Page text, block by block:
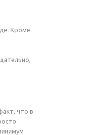
Кроме
что в